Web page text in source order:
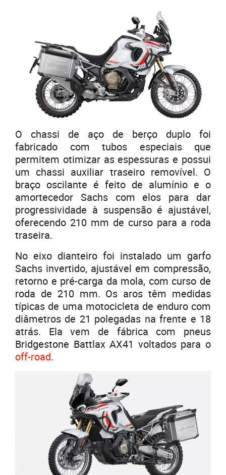
O chassi de aço de berço duplo foi
fabricado com tubos especiais que
permitem otimizar as espessuras e possui
um chassi auxiliar traseiro removível. O
braço oscilante é feito de alumínio e o
amortecedor Sachs com elos para dar
progressividade à suspensão é ajustável,
oferecendo 210 mm de curso para a roda
traseira.
No eixo dianteiro foi instalado um garfo
Sachs invertido, ajustável em compressão,
retorno e pré-carga da mola, com curso de
roda de 210 mm. Os aros têm medidas
típicas de uma motocicleta de enduro com
diâmetros de 21 polegadas na frente e 18
atrás. Ela vem de fábrica com pneus
Bridgestone Battlax AX41 voltados para o
off-road.